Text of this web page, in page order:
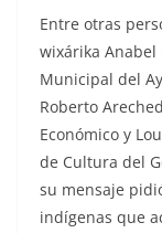
Entre otras
wixárika Anabel
Municipal del
Roberto
Económico y
de Cultura del
su mensaje
indígenas que